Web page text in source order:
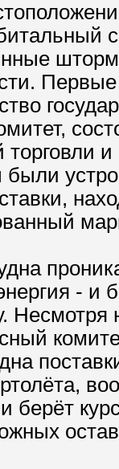
торговли
- и
Несмотря
берёт